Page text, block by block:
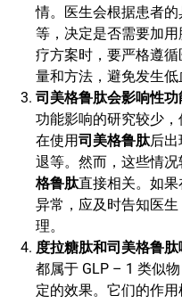
情。医生会根据患者
等，决定是否需要加
疗方案时，要严格遵
量和方法，避免发生低
司美格鲁肽会影响性功
功能影响的研究较少
在使用司美格鲁肽后
退等。然而，这些情
格鲁肽直接相关。如果
异常，应及时告知医
理。
度拉糖肽和司美格鲁肽
都属于 GLP – 1 类似
定的效果。它们的作